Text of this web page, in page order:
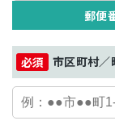
郵便
市区町村／